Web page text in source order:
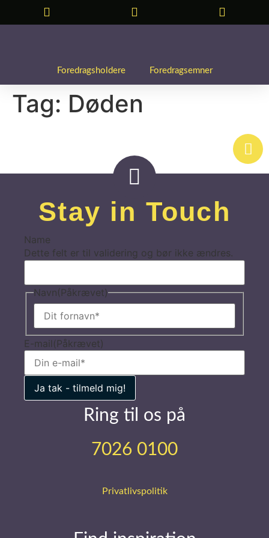
Foredragsholdere Foredragsemner
Tag: Døden
Stay in Touch
Name
Dette felt er til validering og bør ikke ændres.
Navn(Påkrævet)
E-mail (Påkrævet)
Ring til os på
7026 0100
Privatlivspolitik